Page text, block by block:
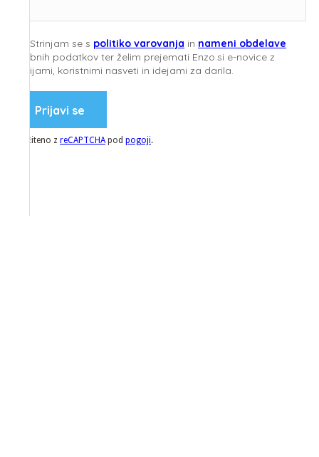
Strinjam se s politiko varovanja in nameni obdelave
osebnih podatkov ter želim prejemati Enzo.si e-novice z
akcijami, koristnimi nasveti in idejami za darila.
Prijavi se
Zaščiteno z reCAPTCHApod pogoji.